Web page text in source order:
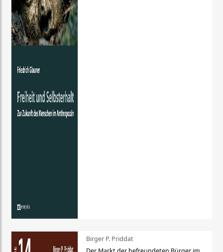
Birger P. Priddat